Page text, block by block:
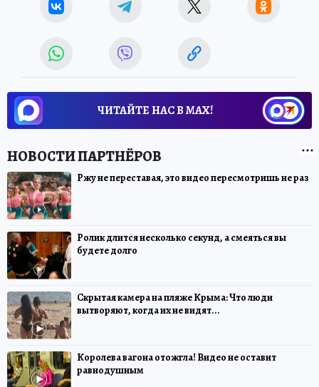
ЧИТАЙТЕ НАС В МАХ!
Ржу не переставая, это видео пересмотришь не раз
Ролик длится несколько секунд, а смеяться вы
будете долго
Скрытая камера на пляже Крыма: Что люди
вытворяют, когда их не видят...
Королева вагона отожгла! Видео не оставит
равнодушным